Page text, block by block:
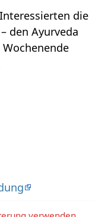
die
den Ayurveda